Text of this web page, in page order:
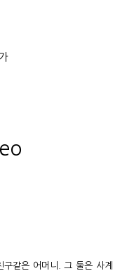
같은 어머니. 그 둘은 사계